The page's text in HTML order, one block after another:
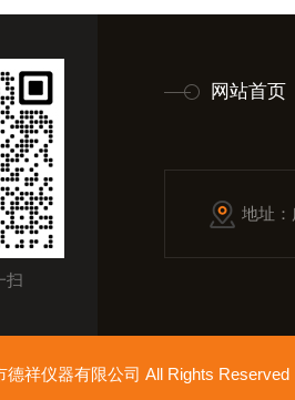
扫
网站首页
地址
德祥仪器有限公司 All Rights